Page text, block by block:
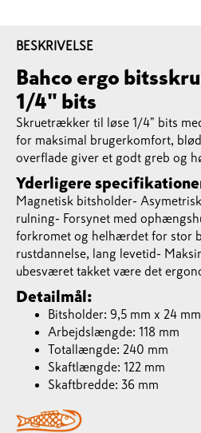
BESKRIVELSE
Bahco ergo
1/4" bits
Skruetrækker til løse 1/4" bits
for maksimal brugerkomfort,
overflade giver et godt greb og
Yderligere
Magnetisk bitsholder-
rulning- Forsynet med
forkromet og helhærdet for stor
rustdannelse, lang levetid-
ubesværet takket være det
Detailmål:
Bitsholder: 9,5 mm x 24 mm
Arbejdslængde: 118 mm
Totallængde: 240 mm
Skaftlængde: 122 mm
Skaftbredde: 36 mm